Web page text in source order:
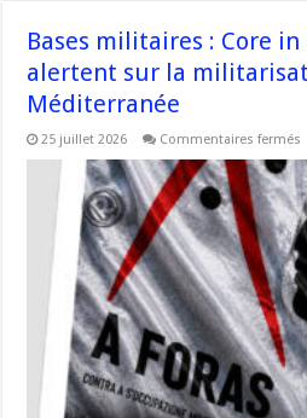
Bases militaires : Core in
alertent sur la
Méditerranée
25 juillet 2026 Commentaires fermés
:
A